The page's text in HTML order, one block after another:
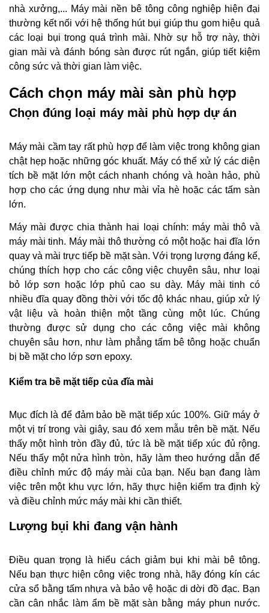
nhà xưởng,... Máy mài nền bê tông công nghiệp hiện đại
thường kết nối với hệ thống hút bụi giúp thu gom hiệu quả
các loại bụi trong quá trình mài. Nhờ sự hỗ trợ này, thời
gian mài và đánh bóng sàn được rút ngắn, giúp tiết kiệm
công sức và thời gian làm việc.
Cách chọn máy mài sàn phù hợp
Chọn đúng loại máy mài phù hợp dự án
Máy mài cầm tay rất phù hợp để làm việc trong không gian
chật hẹp hoặc những góc khuất. Máy có thể xử lý các diện
tích bề mặt lớn một cách nhanh chóng và hoàn hảo, phù
hợp cho các ứng dụng như mài vỉa hè hoặc các tấm sàn
lớn.
Máy mài được chia thành hai loại chính: máy mài thô và
máy mài tinh. Máy mài thô thường có một hoặc hai đĩa lớn
quay và mài trực tiếp bề mặt sàn. Với trọng lượng đáng kể,
chúng thích hợp cho các công việc chuyên sâu, như loại
bỏ lớp sơn hoặc lớp phủ cao su dày. Máy mài tinh có
nhiều đĩa quay đồng thời với tốc độ khác nhau, giúp xử lý
vật liệu và hoàn thiện một tầng cùng một lúc. Chúng
thường được sử dụng cho các công việc mài không
chuyên sâu hơn, như làm phẳng tấm bê tông hoặc chuẩn
bị bề mặt cho lớp sơn epoxy.
Kiểm tra bề mặt tiếp của đĩa mài
Mục đích là để đảm bảo bề mặt tiếp xúc 100%. Giữ máy ở
một vị trí trong vài giây, sau đó xem mẫu trên bề mặt. Nếu
thấy một hình tròn đầy đủ, tức là bề mặt tiếp xúc đủ rộng.
Nếu thấy một nửa hình tròn, hãy làm theo hướng dẫn để
điều chỉnh mức độ máy mài của bạn. Nếu bạn đang làm
việc trên một khu vực lớn, hãy thực hiện kiểm tra định kỳ
và điều chỉnh mức máy mài khi cần thiết.
Lượng bụi khi đang vận hành
Điều quan trọng là hiểu cách giảm bụi khi mài bê tông.
Nếu bạn thực hiện công việc trong nhà, hãy đóng kín các
cửa sổ bằng tấm nhựa và bảo vệ hoặc di dời đồ đạc. Bạn
cần cân nhắc làm ẩm bề mặt sàn bằng máy phun nước.